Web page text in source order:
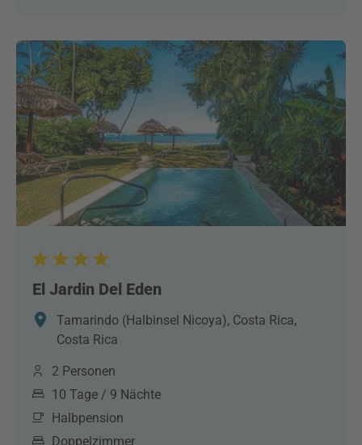
El Jardin Del Eden
Tamarindo (Halbinsel Nicoya), Costa Rica,
Costa Rica
2 Personen
10 Tage / 9 Nächte
Halbpension
Doppelzimmer